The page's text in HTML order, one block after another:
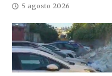
5 agosto 2026